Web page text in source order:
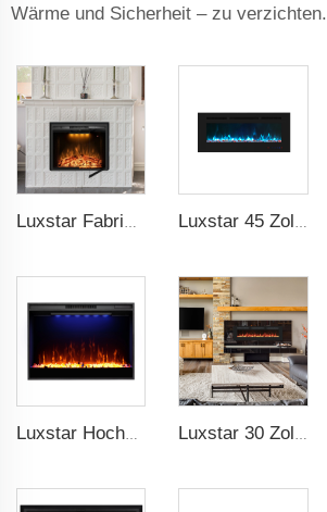
Wärme und Sicherheit – zu verzichten.
Luxstar Fabrik 50 Zoll Einfügung Dekorationsfeuerbrenner Innenbereich Elektrischer Kaminschacht mit 3 Flammenfarben Luxstar 45 Zoll Medienelektrischer Kaminofen Moderne eingebaubar und wandmontierbar 13 dekorative Rahmenfarben